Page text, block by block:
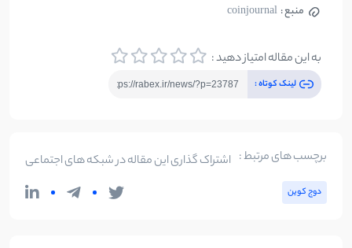
منبع : coinjournal
به این مقاله امتیاز دهید :
لینک کوتاه :
برچسب های مرتبط :
دوج کوین
اشتراک گذاری این مقاله در شبکه های اجتماعی